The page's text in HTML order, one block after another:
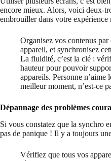
encore mieux. Alors, voici deux-
embrouiller dans votre expérience
Organisez vos contenus
appareil, et synchronisez
La fluidité, c’est la clé :
hauteur pour pouvoir
appareils. Personne n’aime
meilleur moment, n’est-ce
Dépannage des problèmes
Si vous constatez que la synchro
pas de panique ! Il y a toujours
Vérifiez que tous vos